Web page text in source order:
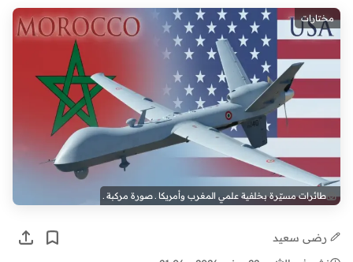
مختارات
طائرات مسيّرة بخلفية علمي المغرب وأمريكا ـ صورة مركبة ـ
رضى سعيد